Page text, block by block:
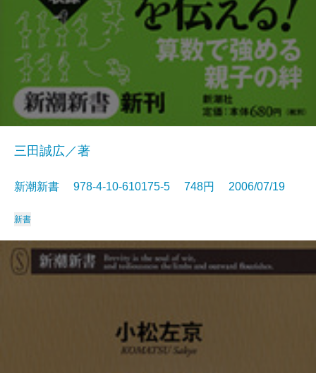
三田誠広／著
新潮新書 978-4-10-610175-5 748円 2006/07/19
新書